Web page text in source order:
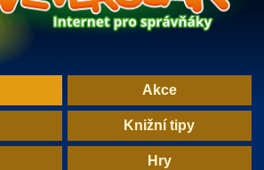
Akce
Knižní tipy
Hry